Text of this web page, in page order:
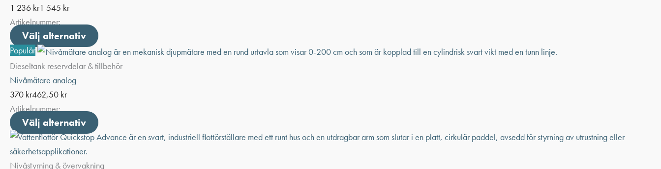
1 236 kr1 545 kr
Artikelnummer:
Välj alternativ
Den
här
produkten
De
olika
kan
Populär
Dieseltank reservdelar & tillbehör
Nivåmätare analog
370 kr462,50 kr
Artikelnummer:
Välj alternativ
Den
här
har
Nivåstyrning & övervakning